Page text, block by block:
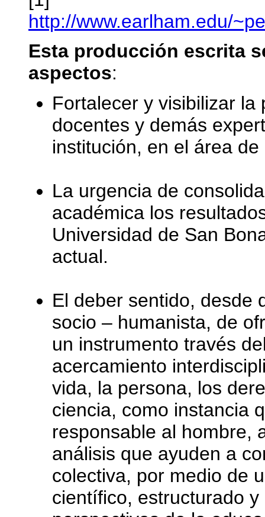
http://www.earlham.edu/
Esta producción escrita
aspectos:
Fortalecer y visibilizar la
docentes y demás
institución, en el área
La urgencia de
académica los
Universidad de San
actual.
El deber sentido, desde
socio – humanista, de
un instrumento través
acercamiento
vida, la persona, los
ciencia, como instancia
responsable al hombre,
análisis que ayuden a
colectiva, por medio de
científico, estructurado